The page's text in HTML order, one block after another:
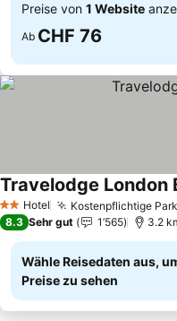
Preise von 1 Website
Ab CHF 76
2 Sterne
Hotel Kostenpflichtige
Travelodge London
8.3 Sehr gut 1’565 3.2
Wähle Reisedaten aus,
Preise zu sehen